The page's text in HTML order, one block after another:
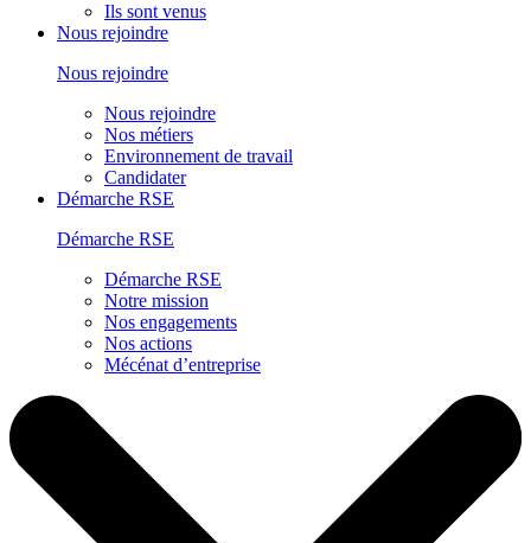
Ils sont venus
Nous rejoindre
Nous rejoindre
Nous rejoindre
Nos métiers
Environnement de travail
Candidater
Démarche RSE
Démarche RSE
Démarche RSE
Notre mission
Nos engagements
Nos actions
Mécénat d’entreprise